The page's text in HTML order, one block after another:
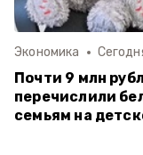
Экономика
Почти 9 млн
перечислили
семьям на